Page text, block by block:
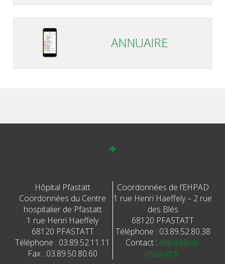
ANNUAIRE
Hôpital Pfastatt
Coordonnées du Centre
hospitalier de Pfastatt
1 rue Henri Haeffely
68120 PFASTATT
Téléphone : 03.89.52.11.11
Fax : 03.89.50.80.60
Coordonnées de l’EHPAD
1 rue Henri Haeffely – 2 rue
des Blés
68120 PFASTATT
Téléphone : 03.89.52.80.38
Contact : ehpad@ch-
pfastatt.fr